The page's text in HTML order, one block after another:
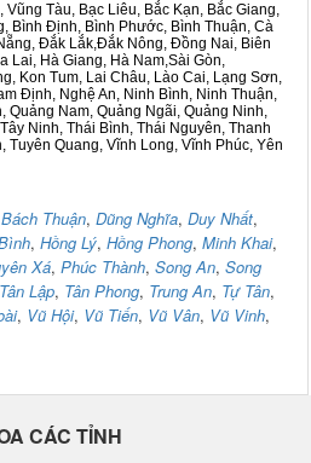
Vũng Tàu, Bạc Liêu, Bắc Kạn, Bắc Giang,
Bình Định, Bình Phước, Bình Thuận, Cà
Đắk Lắk,Đắk Nông, Đồng Nai, Biên
Lai, Hà Giang, Hà Nam,Sài Gòn,
Kon Tum, Lai Châu, Lào Cai, Lạng Sơn,
Định, Nghệ An, Ninh Bình, Ninh Thuận,
Quảng Nam, Quảng Ngãi, Quảng Ninh,
Ninh, Thái Bình, Thái Nguyên, Thanh
Tuyên Quang, Vĩnh Long, Vĩnh Phúc, Yên
Bách Thuận, Dũng Nghĩa, Duy Nhất,
, Hồng Lý, Hồng Phong, Minh Khai,
Xá, Phúc Thành, Song An, Song
Tân Lập, Tân Phong, Trung An, Tự Tân,
, Vũ Hội, Vũ Tiến, Vũ Vân, Vũ Vinh,
CÁC TỈNH